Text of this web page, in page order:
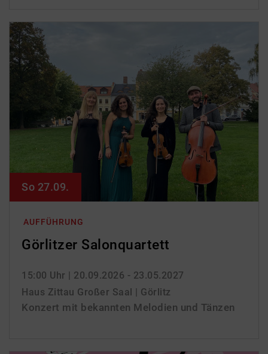
AUFFÜHRUNG
Görlitzer Salonquartett
15:00 Uhr | 20.09.2026 - 23.05.2027
Haus Zittau Großer Saal | Görlitz
Konzert mit bekannten Melodien und Tänzen
So 27.09.